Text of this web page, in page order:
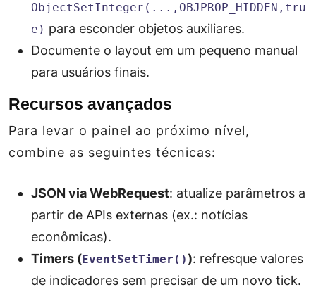
ObjectSetInteger(...,OBJPROP_HIDDEN,tru
e) para esconder objetos auxiliares.
Documente o layout em um pequeno manual
para usuários finais.
Recursos avançados
Para levar o painel ao próximo nível,
combine as seguintes técnicas:
JSON via WebRequest: atualize parâmetros a
partir de APIs externas (ex.: notícias
econômicas).
Timers (EventSetTimer()): refresque valores
de indicadores sem precisar de um novo tick.